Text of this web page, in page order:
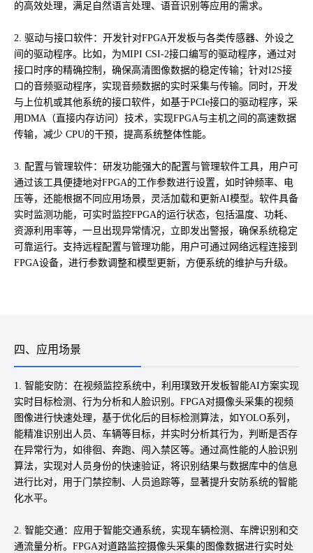
的高效处理，满足自然语言处理、语音识别等应用的需求。
2. 驱动与接口软件：开发针对FPGA开发板与各类传感器、外设之
间的驱动程序。比如，为MIPI CSI-2接口编写的驱动程序，通过对
接口时序的精确控制，确保高清图像数据的稳定传输；针对I2S接
口的音频驱动程序，实现音频数据的实时采集与传输。同时，开发
与上位机或其他系统的接口软件，如基于PCIe接口的驱动程序，采
用DMA（直接内存访问）技术，实现FPGA与主机之间的高速数据
传输，减少 CPU的干预，提高系统整体性能。
3. 配置与管理软件：研发功能强大的配置与管理软件工具，用户可
通过该工具便捷地对FPGA的工作参数进行设置，如时钟频率、电
压等，还能根据不同应用场景，灵活加载和更新AI模型。软件具备
实时监测功能，可实时监控FPGA的运行状态，包括温度、功耗、
资源利用率等，一旦出现异常情况，立即发出警报，确保系统稳定
可靠运行。支持远程配置与管理功能，用户可通过网络远程连接到
FPGA设备，进行参数调整和模型更新，方便系统的维护与升级。
四、应用场景
1. 智能安防：在视频监控系统中，利用璞致开发板智能AI方案实现
实时目标检测、行为分析和人脸识别。FPGA对摄像头采集的视频
图像进行快速处理，基于优化后的目标检测算法，如YOLO系列，
能精准识别出人员、车辆等目标，并实时分析其行为，判断是否存
在异常行为，如徘徊、奔跑、闯入禁区等。通过高性能的人脸识别
算法，实现对人员身份的快速验证，将识别结果与数据库中的信息
进行比对，用于门禁控制、人员追踪等，显著提升安防系统的智能
化水平。
2. 智能交通：应用于智能交通系统，实现车辆检测、车牌识别和交
通流量分析。FPGA对道路监控摄像头采集的图像数据进行实时处